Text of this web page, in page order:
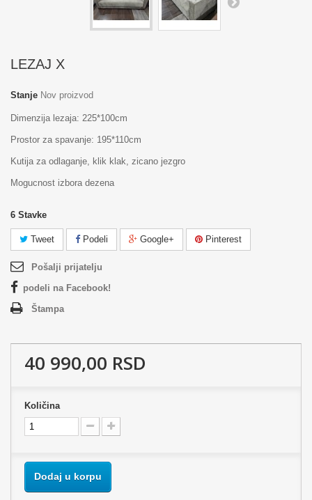
LEZAJ X
Stanje Nov proizvod
Dimenzija lezaja: 225*100cm
Prostor za spavanje: 195*110cm
Kutija za odlaganje, klik klak, zicano jezgro
Mogucnost izbora dezena
6 Stavke
Tweet Podeli Google+ Pinterest
Pošalji prijatelju
podeli na Facebook!
Štampa
40 990,00 RSD
Količina
Dodaj u korpu